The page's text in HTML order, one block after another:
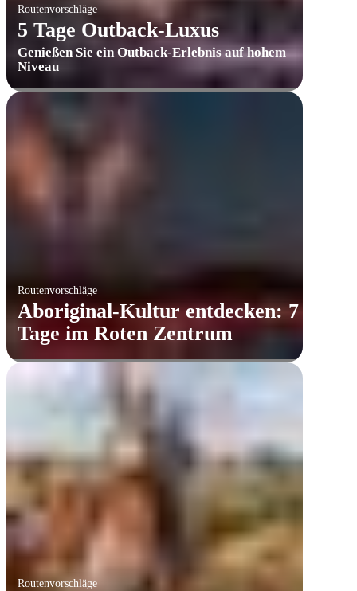
Routenvorschläge
5 Tage Outback-Luxus
​Genießen Sie ein Outback-Erlebnis auf hohem
Niveau
Routenvorschläge
Aboriginal-Kultur entdecken: 7
Tage im Roten Zentrum
Routenvorschläge